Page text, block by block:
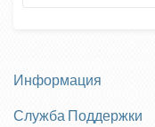
Информация
Служба Поддержки